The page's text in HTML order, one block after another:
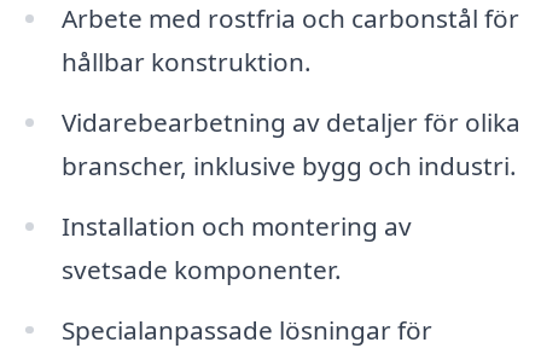
Arbete med rostfria och carbonstål för
hållbar konstruktion.
Vidarebearbetning av detaljer för olika
branscher, inklusive bygg och industri.
Installation och montering av
svetsade komponenter.
Specialanpassade lösningar för